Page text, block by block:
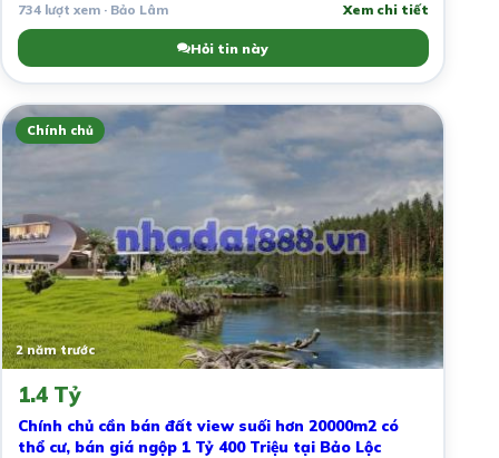
734 lượt xem · Bảo Lâm Xem chi tiết
Hỏi tin này
Chính chủ
2 năm trước
1.4 Tỷ
Chính chủ cần bán đất view suối hơn 20000m2 có
thổ cư, bán giá ngộp 1 Tỷ 400 Triệu tại Bảo Lộc